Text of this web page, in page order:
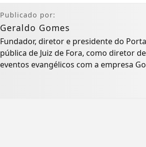
Publicado por:
Geraldo Gomes
Fundador, diretor e presidente do
pública de Juiz de Fora, como diretor
eventos evangélicos com a empresa